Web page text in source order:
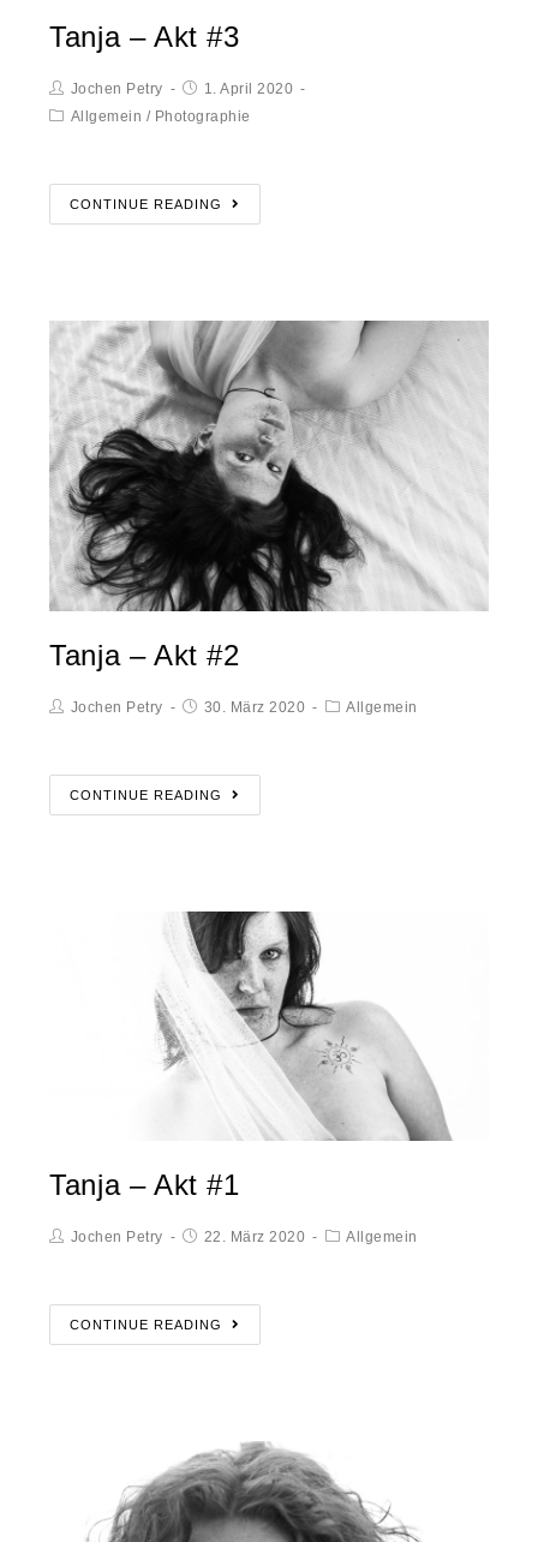
Tanja – Akt #3
Jochen Petry
1. April 2020
Allgemein / Photographie
CONTINUE READING
Tanja – Akt #2
Jochen Petry 30. März 2020 Allgemein
CONTINUE READING
Tanja – Akt #1
Jochen Petry 22. März 2020 Allgemein
CONTINUE READING